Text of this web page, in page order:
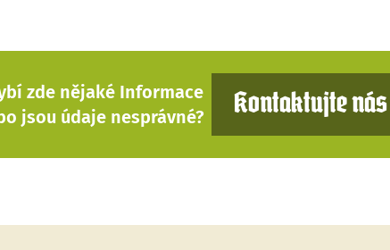
zde nějaké Informace
jsou údaje nesprávné?
Kontaktujte nás